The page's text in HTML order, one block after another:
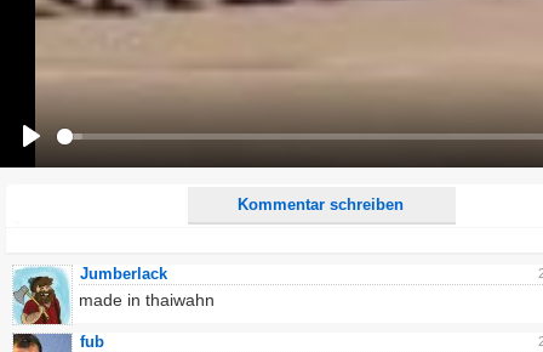
Kommentar schreiben
URLs werden automatisch umgewandelt. Bitte verwende "www." oder "http://" in URLs
Ich möchte eine E-Mail, wenn auf dieser Seite weitere Kommentare erscheinen.
Jumberlack
made in thaiwahn
fub